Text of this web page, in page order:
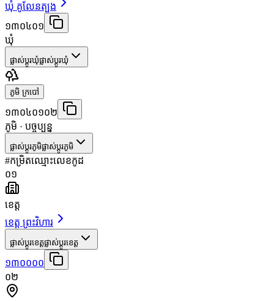
ឃុំ គូលែនត្បូង
១៣០៤០១
ឃុំ
ផ្លាស់ប្តូរឃុំផ្លាស់ប្តូរឃុំ
ភូមិ ក្របៅ
១៣០៤០១០២
ភូមិ · បច្ចុប្បន្ន
ផ្លាស់ប្តូរភូមិផ្លាស់ប្តូរភូមិ
#កម្រិតឈ្មោះលេខកូដ
០១
ខេត្ត
ខេត្ត ព្រះវិហារ
ផ្លាស់ប្តូរខេត្តផ្លាស់ប្តូរខេត្ត
១៣០០០០
០២